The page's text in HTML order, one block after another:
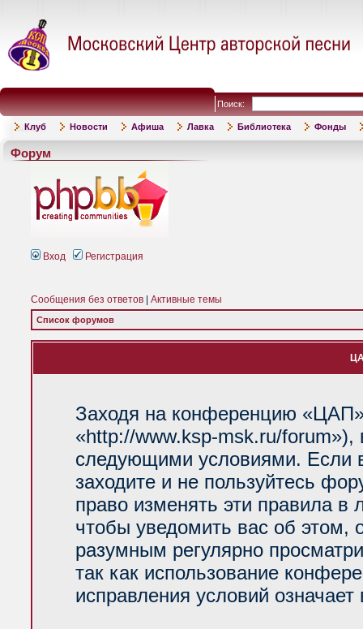
Поиск:
Клуб Новости Афиша Лавка Библиотека Фонды
Форум
Вход Регистрация
Сообщения без ответов Активные темы
Список форумов
Заходя на конференцию
«http://www.ksp-msk.ru/forum»),
следующими условиями. Если
заходите и не пользуйтесь
право изменять эти правила
чтобы уведомить вас об
разумным регулярно
так как использование
исправления условий